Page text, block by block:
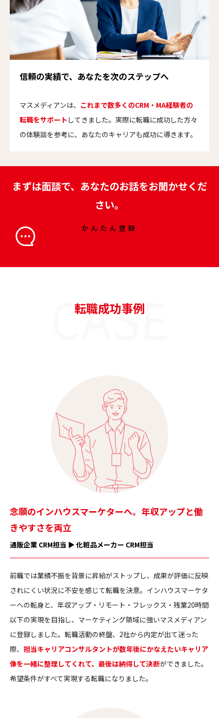
信頼の実績で、あなたを次のステップへ
マスメディアンは、 これまで数多くのCRM・MA経験者の
転職をサポート してきました。実際に転職に成功した方々
の体験談を参考に、あなたのキャリアも成功に導きます。
まずは面談で、あなたのお話をお聞かせくだ
さい。
かんたん登録
CASE
転職成功事例
念願のインハウスマーケターへ。年収アップと働
きやすさを両立
通販企業 CRM担当 ▶ 化粧品メーカー CRM担当
前職では業績不振を背景に昇給がストップし、成果が評価に反映
されにくい状況に不安を感じて転職を決意。インハウスマーケタ
ーへの転身と、年収アップ・リモート・フレックス・残業20時間
以下の実現を目指し、マーケティング領域に強いマスメディアン
に登録しました。転職活動の終盤、2社から内定が出て迷った
際、 担当キャリアコンサルタントが数年後にかなえたいキャリア
像を一緒に整理してくれて、最後は納得して決断ができました。
希望条件がすべて実現する転職になりました。